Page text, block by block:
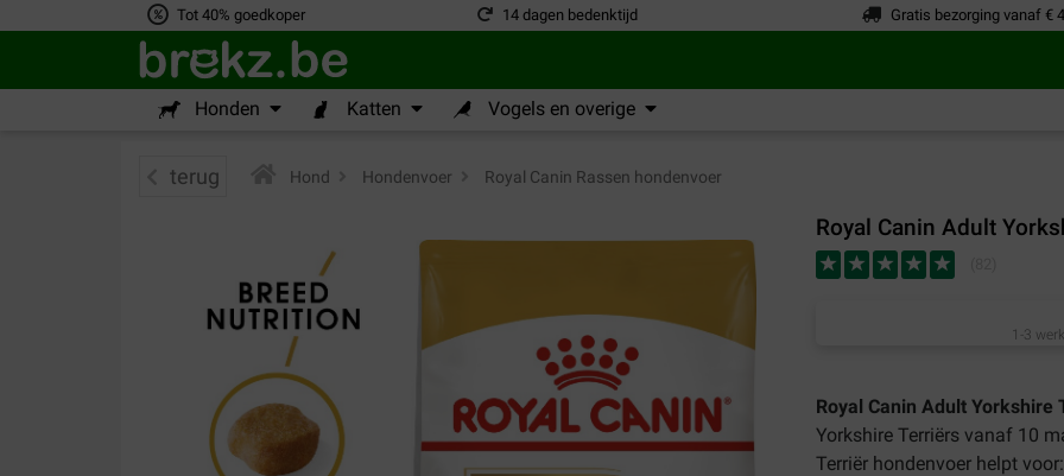
Tot 40% goedkoper 14 dagen bedenktijd Gratis bezorging vanaf €
Honden Katten Vogels en overige
terug Hond Hondenvoer Royal Canin Rassen hondenvoer
Royal Canin Adult
1-3
Royal Canin Adult Yorkshire
Yorkshire Terriërs vanaf 10
Terriër hondenvoer helpt voor: